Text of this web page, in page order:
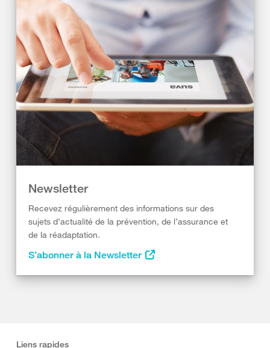
Newsletter
Recevez régulièrement des informations sur des
sujets d’actualité de la prévention, de l’assurance et
de la réadaptation.
S’abonner à la Newsletter
Liens rapides